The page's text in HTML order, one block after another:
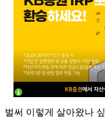
벌써 이렇게 살아왔나